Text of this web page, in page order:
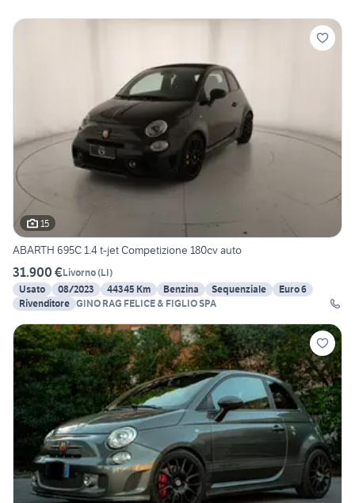
15
ABARTH 695C 1.4 t-jet Competizione 180cv auto
31.900 €Livorno(LI)
Usato
08/2023 44345 Km Benzina Sequenziale
Euro 6
Rivenditore GINO RAG FELICE & FIGLIO SPA